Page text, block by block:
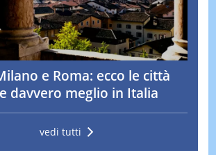
e Roma: ecco le città
davvero meglio in Italia
vedi tutti